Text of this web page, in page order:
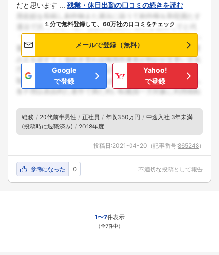
だと思います ... 残業・休日出勤の口コミの続きを読む
１分で無料登録して、60万社の口コミをチェック
メールで登録（無料）
Google
で登録
Yahoo!
で登録
総務 20代前半男性 正社員 年収350万円
中途入社 3年未満
(投稿時に退職済み)
2018年度
投稿日:2021-04-20 （記事番号:865248）
参考になった 0 不適切な投稿として報告
1〜7件表示
（全7件中）